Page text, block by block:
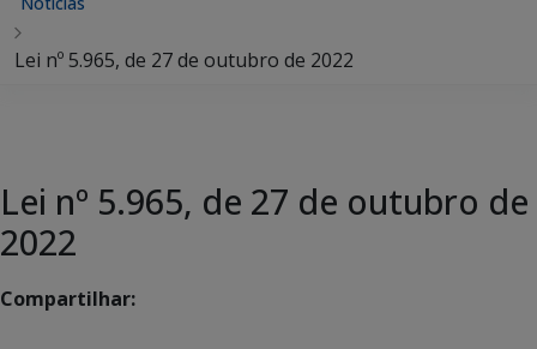
Lei nº 5.965, de 27 de outubro de 2022
Lei nº 5.965, de 27 de outubro de
2022
Compartilhar: